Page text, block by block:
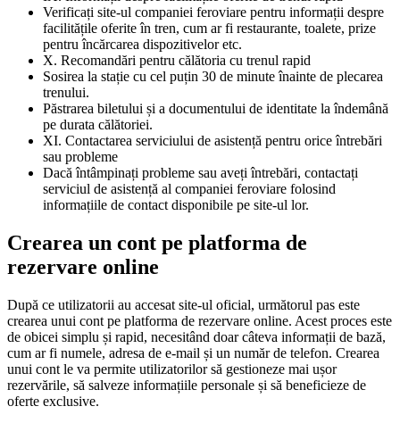
Verificați site-ul companiei feroviare pentru informații despre
facilitățile oferite în tren, cum ar fi restaurante, toalete, prize
pentru încărcarea dispozitivelor etc.
X. Recomandări pentru călătoria cu trenul rapid
Sosirea la stație cu cel puțin 30 de minute înainte de plecarea
trenului.
Păstrarea biletului și a documentului de identitate la îndemână
pe durata călătoriei.
XI. Contactarea serviciului de asistență pentru orice întrebări
sau probleme
Dacă întâmpinați probleme sau aveți întrebări, contactați
serviciul de asistență al companiei feroviare folosind
informațiile de contact disponibile pe site-ul lor.
Crearea un cont pe platforma de
rezervare online
După ce utilizatorii au accesat site-ul oficial, următorul pas este
crearea unui cont pe platforma de rezervare online. Acest proces este
de obicei simplu și rapid, necesitând doar câteva informații de bază,
cum ar fi numele, adresa de e-mail și un număr de telefon. Crearea
unui cont le va permite utilizatorilor să gestioneze mai ușor
rezervările, să salveze informațiile personale și să beneficieze de
oferte exclusive.